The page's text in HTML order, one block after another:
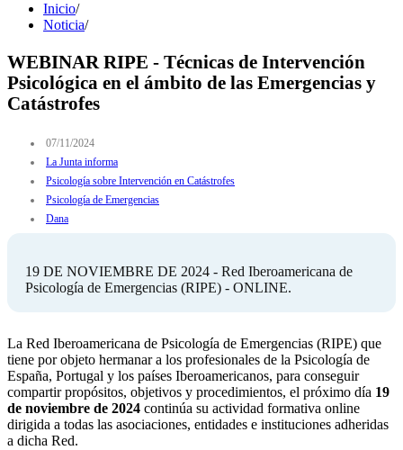
Inicio/
Noticia/
WEBINAR RIPE - Técnicas de Intervención
Psicológica en el ámbito de las Emergencias y
Catástrofes
07/11/2024
La Junta informa
Psicología sobre Intervención en Catástrofes
Psicología de Emergencias
Dana
19 DE NOVIEMBRE DE 2024 - Red Iberoamericana de
Psicología de Emergencias (RIPE) - ONLINE.
La Red Iberoamericana de Psicología de Emergencias (RIPE) que
tiene por objeto hermanar a los profesionales de la Psicología de
España, Portugal y los países Iberoamericanos, para conseguir
compartir propósitos, objetivos y procedimientos, el próximo día 19
de noviembre de 2024 continúa su actividad formativa online
dirigida a todas las asociaciones, entidades e instituciones adheridas
a dicha Red.